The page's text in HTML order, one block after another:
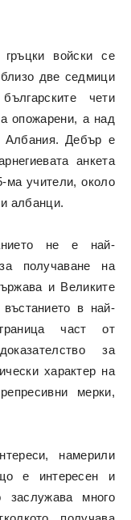
войски се
две седмици
чети
опожарени, а над
Албания. Дебър е
анкета
учители, около
албанци.
не е най-
получаване на
и Великите
в най-
част от
за
характер на
мерки,
намерили
е интересен и
заслужава много